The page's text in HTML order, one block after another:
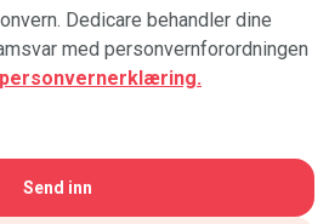
Dedicare behandler dine
med personvernforordningen